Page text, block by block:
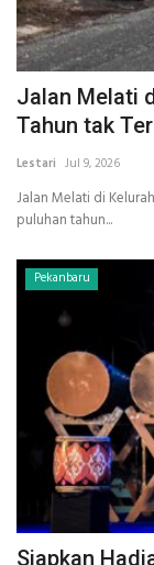
Jalan Melati
Tahun tak
Lestari Jul 9, 2026
Jalan Melati di
puluhan tahun...
Pekanbaru
Siapkan